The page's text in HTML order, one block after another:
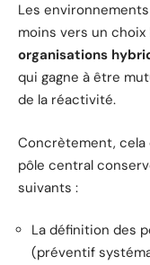
Les
moins vers un
organisations
qui gagne à être
de la réactivité.
Concrètement, cela
pôle central
suivants :
La définition des
(préventif